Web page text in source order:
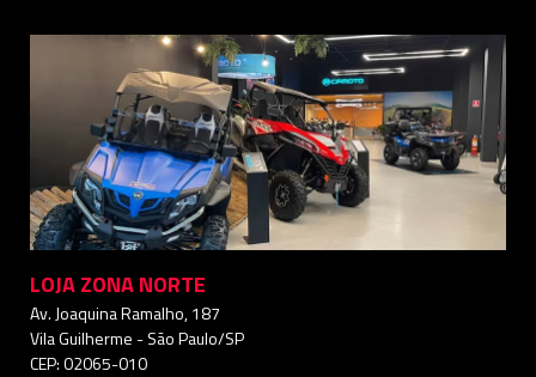
LOJA ZONA NORTE
Av. Joaquina Ramalho, 187
Vila Guilherme - São Paulo/SP
CEP: 02065-010